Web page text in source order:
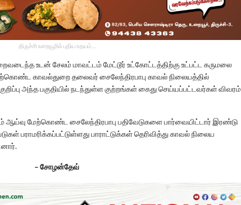
திருச்சி உறையூரில் புதிய உதயம்...
உடன் சேலம் மாவட்டம் மேட்டூர் உட்கோட்டத்திற்கு உட்பட்ட கருமலை
காவல்துறை தலைவர் சைலேந்திரபாபு காவல் நிலையத்தில்
அந்த பகுதியில் நடந்துள்ள குற்றங்கள் கைது செய்யப்பட்டவர்கள் விவரம்
ஆய்வு மேற்கொண்ட சைலேந்திரபாபு பதிவேடுகளை பார்வையிட்டார் இரண்டு
பராமரிக்கப்பட்டுள்ளது பாராட்டுக்கள் தெரிவித்து காவல் நிலைய
– சோழன்தேவ்